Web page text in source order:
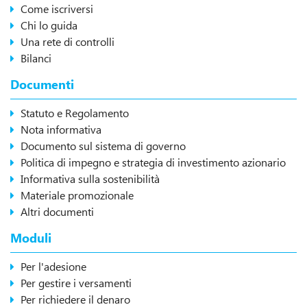
Come iscriversi
Chi lo guida
Una rete di controlli
Bilanci
Documenti
Statuto e Regolamento
Nota informativa
Documento sul sistema di governo
Politica di impegno e strategia di investimento azionario
Informativa sulla sostenibilità
Materiale promozionale
Altri documenti
Moduli
Per l'adesione
Per gestire i versamenti
Per richiedere il denaro